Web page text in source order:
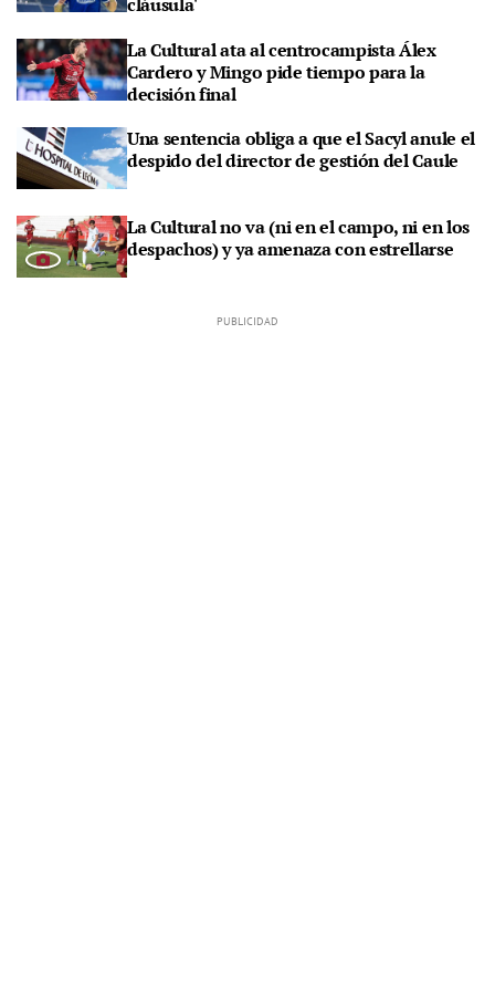
La Cultural ata al centrocampista Álex
Cardero y Mingo pide tiempo para la
decisión final
Una sentencia obliga a que el Sacyl anule el
despido del director de gestión del Caule
La Cultural no va (ni en el campo, ni en los
despachos) y ya amenaza con estrellarse